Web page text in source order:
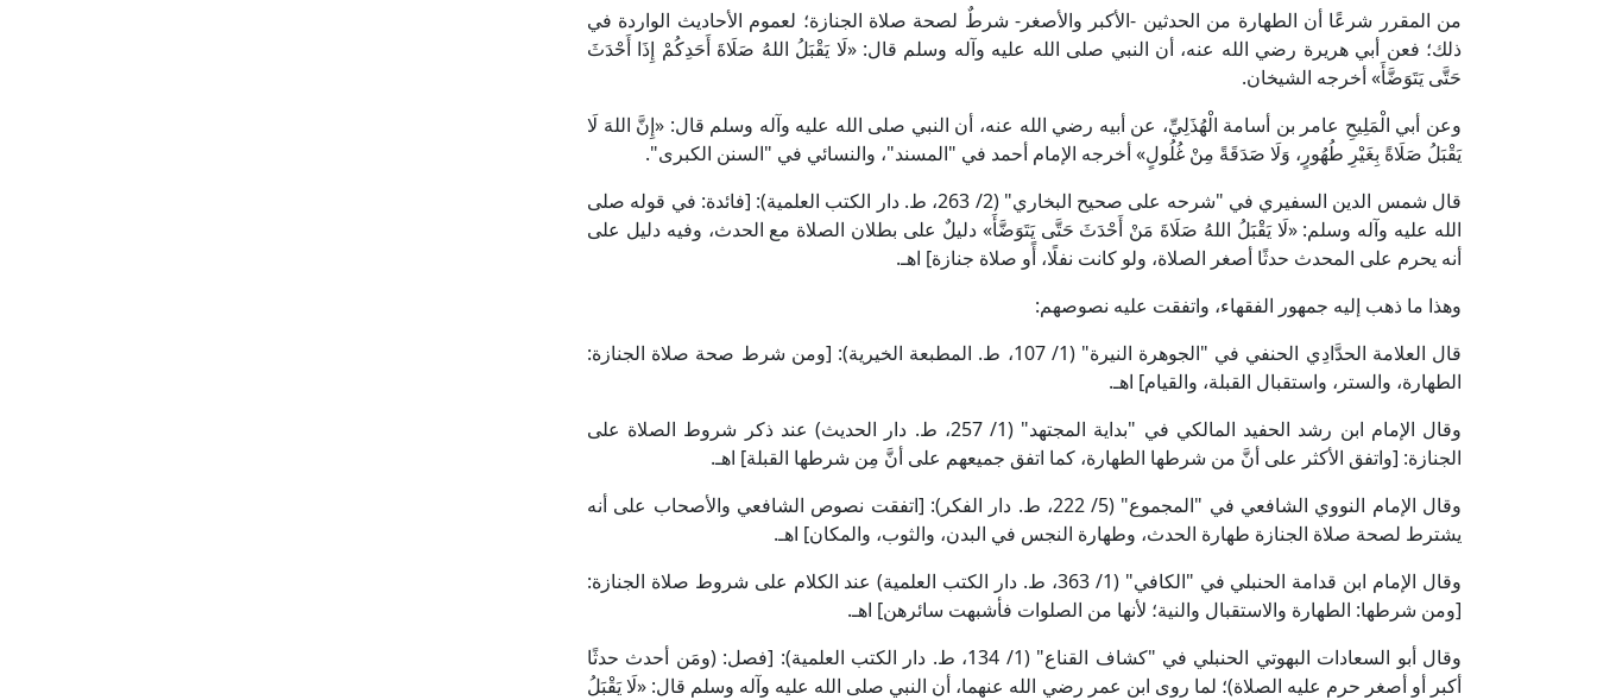
من المقرر شرعًا أن الطهارة من الحدثين -الأكبر والأصغر- شرطٌ لصحة صلاة الجنازة؛ لعموم الأحاديث الواردة في
ذلك؛ فعن أبي هريرة رضي الله عنه، أن النبي صلى الله عليه وآله وسلم قال: «لَا يَقْبَلُ اللهُ صَلَاةَ أَحَدِكُمْ إِذَا أَحْدَثَ
حَتَّى يَتَوَضَّأَ» أخرجه الشيخان.
وعن أبي الْمَلِيحِ عامر بن أسامة الْهُذَلِيِّ، عن أبيه رضي الله عنه، أن النبي صلى الله عليه وآله وسلم قال: «إِنَّ اللهَ لَا
يَقْبَلُ صَلَاةً بِغَيْرِ طُهُورٍ، وَلَا صَدَقَةً مِنْ غُلُولٍ» أخرجه الإمام أحمد في "المسند"، والنسائي في "السنن الكبرى".
قال شمس الدين السفيري في "شرحه على صحيح البخاري" (2/ 263، ط. دار الكتب العلمية): [فائدة: في قوله صلى
الله عليه وآله وسلم: «لَا يَقْبَلُ اللهُ صَلَاةَ مَنْ أَحْدَثَ حَتَّى يَتَوَضَّأَ» دليلٌ على بطلان الصلاة مع الحدث، وفيه دليل على
أنه يحرم على المحدث حدثًا أصغر الصلاة، ولو كانت نفلًا، أًو صلاة جنازة] اهـ.
وهذا ما ذهب إليه جمهور الفقهاء، واتفقت عليه نصوصهم:
قال العلامة الحدَّادِي الحنفي في "الجوهرة النيرة" (1/ 107، ط. المطبعة الخيرية): [ومن شرط صحة صلاة الجنازة:
الطهارة، والستر، واستقبال القبلة، والقيام] اهـ.
وقال الإمام ابن رشد الحفيد المالكي في "بداية المجتهد" (1/ 257، ط. دار الحديث) عند ذكر شروط الصلاة على
الجنازة: [واتفق الأكثر على أنَّ من شرطها الطهارة، كما اتفق جميعهم على أنَّ مِن شرطها القبلة] اهـ.
وقال الإمام النووي الشافعي في "المجموع" (5/ 222، ط. دار الفكر): [اتفقت نصوص الشافعي والأصحاب على أنه
يشترط لصحة صلاة الجنازة طهارة الحدث، وطهارة النجس في البدن، والثوب، والمكان] اهـ.
وقال الإمام ابن قدامة الحنبلي في "الكافي" (1/ 363، ط. دار الكتب العلمية) عند الكلام على شروط صلاة الجنازة:
[ومن شرطها: الطهارة والاستقبال والنية؛ لأنها من الصلوات فأشبهت سائرهن] اهـ.
وقال أبو السعادات البهوتي الحنبلي في "كشاف القناع" (1/ 134، ط. دار الكتب العلمية): [فصل: (ومَن أحدث حدثًا
أكبر أو أصغر حرم عليه الصلاة)؛ لما روى ابن عمر رضي الله عنهما، أن النبي صلى الله عليه وآله وسلم قال: «لَا يَقْبَلُ